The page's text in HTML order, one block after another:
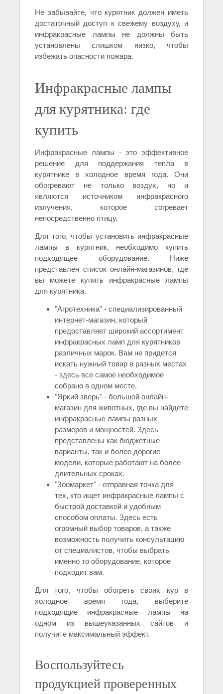
Не забывайте, что курятник должен иметь
достаточный доступ к свежему воздуху, и
инфракрасные лампы не должны быть
установлены слишком низко, чтобы
избежать опасности пожара.
Инфракрасные лампы
для курятника: где
купить
Инфракрасные лампы - это эффективное
решение для поддержания тепла в
курятнике в холодное время года. Они
обогревают не только воздух, но и
являются источником инфракрасного
излучения, которое согревает
непосредственно птицу.
Для того, чтобы установить инфракрасные
лампы в курятник, необходимо купить
подходящее оборудование. Ниже
представлен список онлайн-магазинов, где
вы можете купить инфракрасные лампы
для курятника.
"Агротехника" - специализированный
интернет-магазин, который
предоставляет широкий ассортимент
инфракрасных ламп для курятников
различных марок. Вам не придется
искать нужный товар в разных местах
- здесь все самое необходимое
собрано в одном месте.
"Яркий зверь" - большой онлайн-
магазин для животных, где вы найдете
инфракрасные лампы разных
размеров и мощностей. Здесь
представлены как бюджетные
варианты, так и более дорогие
модели, которые работают на более
длительных сроках.
"Зоомаркет" - отправная точка для
тех, кто ищет инфракрасные лампы с
быстрой доставкой и удобным
способом оплаты. Здесь есть
огромный выбор товаров, а также
возможность получить консультацию
от специалистов, чтобы выбрать
именно то оборудование, которое
подходит вам.
Для того, чтобы обогреть своих кур в
холодное время года, выберите
подходящие инфракрасные лампы на
одном из вышеуказанных сайтов и
получите максимальный эффект.
Воспользуйтесь
продукцией проверенных